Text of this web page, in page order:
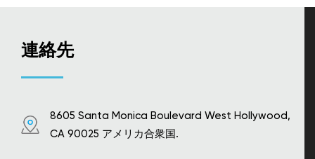
連絡先
8605 Santa Monica Boulevard West Hollywood,
CA 90025 アメリカ合衆国.